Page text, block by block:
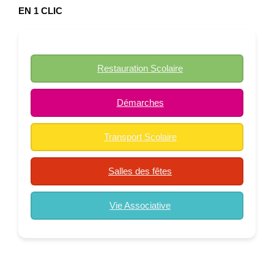
EN 1 CLIC
Restauration Scolaire
Démarches
Transport Scolaire
Salles des fêtes
Vie Associative